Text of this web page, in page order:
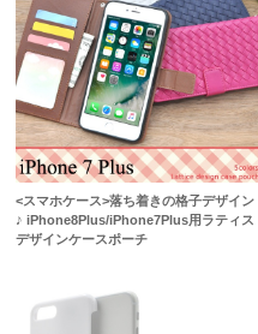
<スマホケース>落ち着きの格子デザイン
♪ iPhone8Plus/iPhone7Plus用ラティス
デザインケースポーチ